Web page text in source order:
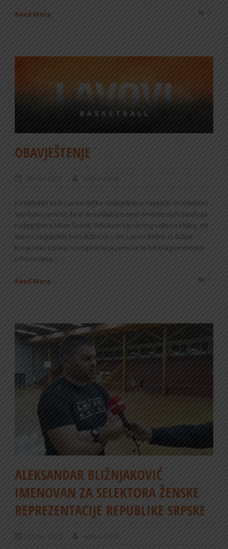
Read More 0
OBAVJEŠTENJE
08 dec 2022 weburednik
Košarkaški klub Lavovi Brčko obavještava navijače i kompletnu
sportsku javnost da je dosadašnji trener omladinskih selekcija
našeg kluba Milan Šobot, Odlukom Upravnog odbora kluba, od
danas razriješen svih dužnosti u KK Lavovi Brčko. O daljim
koracima i izboru novog trenera javnost će biti blagovremeno
informisana....
Read More 0
ALEKSANDAR BLIŽNJAKOVIĆ
IMENOVAN ZA SELEKTORA ŽENSKE
REPREZENTACIJE REPUBLIKE SRPSKE
07 dec 2022 weburednik